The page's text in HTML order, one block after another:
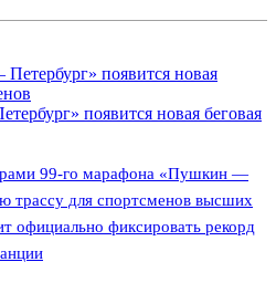
появится новая беговая
99-го марафона «Пушкин —
трассу для спортсменов высших
официально фиксировать рекорд